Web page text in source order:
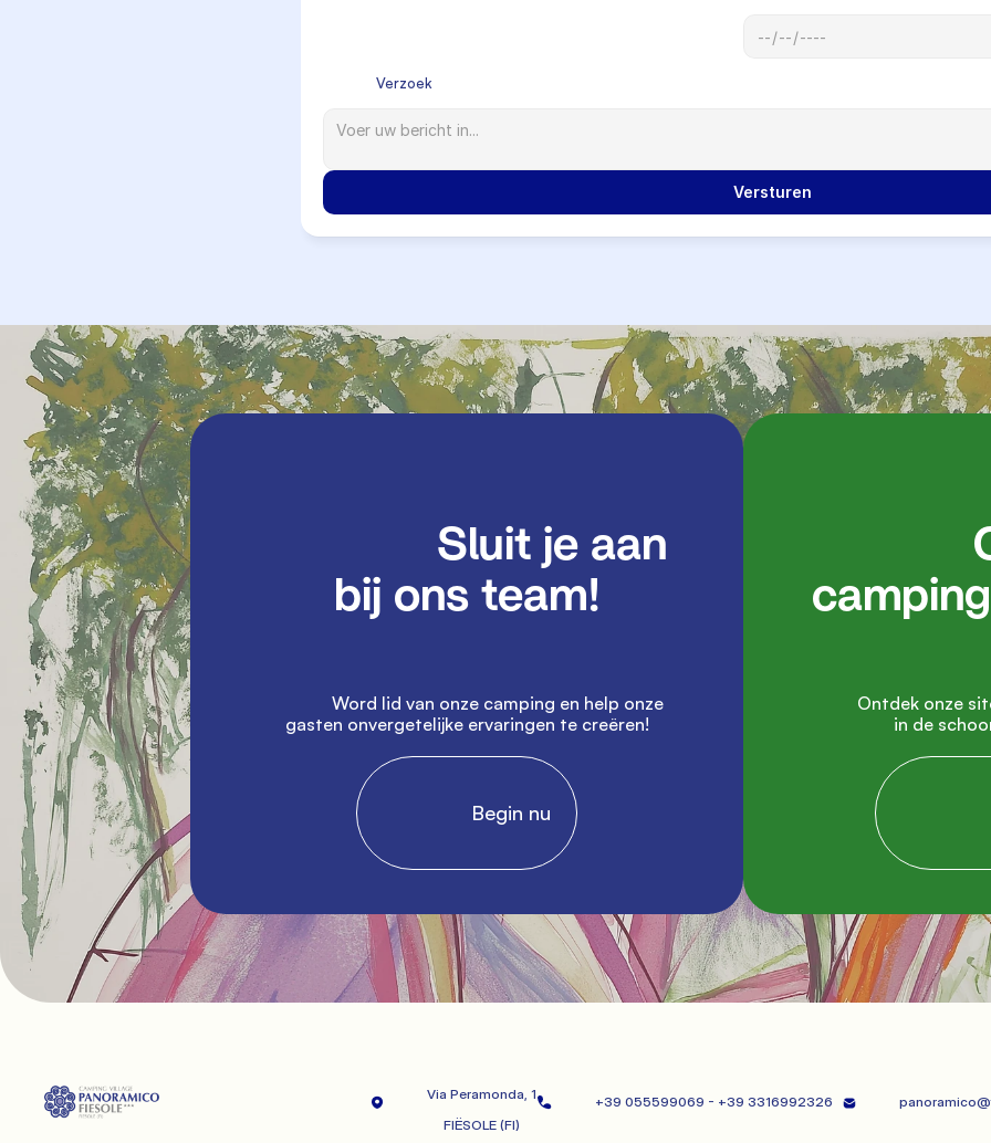
            Verzoek
             Versturen
bij ons team!
gasten onvergetelijke ervaringen te creëren!
                Begin nu
in de
Via Peramonda, 1
             FIËSOLE (FI)
+39 055599069 - +39 3316992326